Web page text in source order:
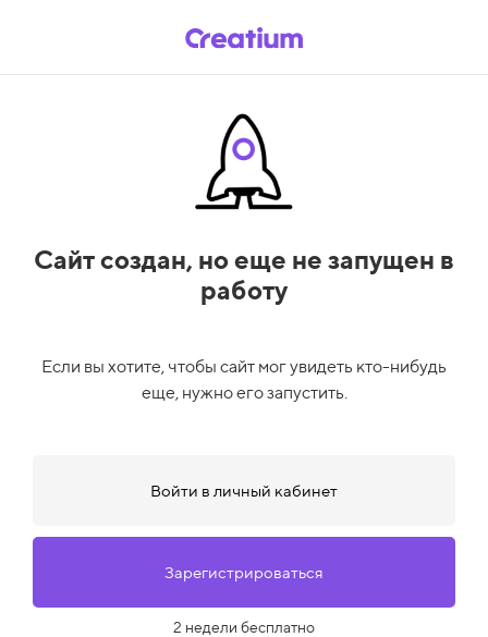
Сайт создан, но еще не запущен в
работу
Если вы хотите, чтобы сайт мог увидеть кто-нибудь
еще, нужно его запустить.
Войти в личный кабинет
Зарегистрироваться
2 недели бесплатно